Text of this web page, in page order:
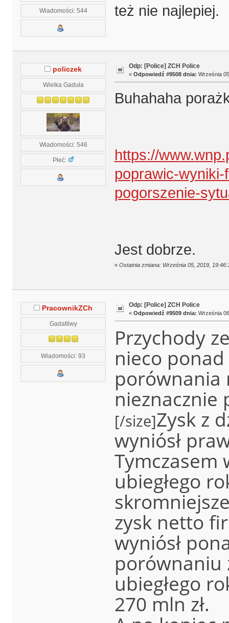
Wiadomości: 544
też nie najlepiej.
policzek
Wielka Gaduła
Wiadomości: 546
Płeć:
Odp: [Police] ZCH Police
« Odpowiedź #9508 dnia: Września
Buhahaha
https://
poprawic-
pogorszenie-
Jest dobrze.
« Ostatnia zmiana: Września 05, 2019,
PracownikZCh
Gadatliwy
Wiadomości: 93
Odp: [Police] ZCH Police
« Odpowiedź #9509 dnia: Września
Przychody
nieco ponad
porównania
nieznacznie
[/size]Zysk z
wyniósł
Tymczasem
ubiegłego
zysk netto
wyniósł
porównaniu
ubiegłego
270 mln zł.